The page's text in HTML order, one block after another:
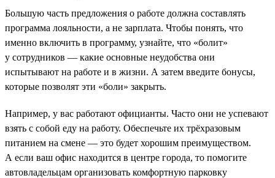
Большую часть предложения о работе должна составлять
программа лояльности, а не зарплата. Чтобы понять, что
именно включить в программу, узнайте, что «болит»
у сотрудников — какие основные неудобства они
испытывают на работе и в жизни. А затем введите бонусы,
которые позволят эти «боли» закрыть.
Например, у вас работают официанты. Часто они не успевают
взять с собой еду на работу. Обеспечьте их трёхразовым
питанием на смене — это будет хорошим преимуществом.
А если ваш офис находится в центре города, то помогите
автовладельцам организовать комфортную парковку